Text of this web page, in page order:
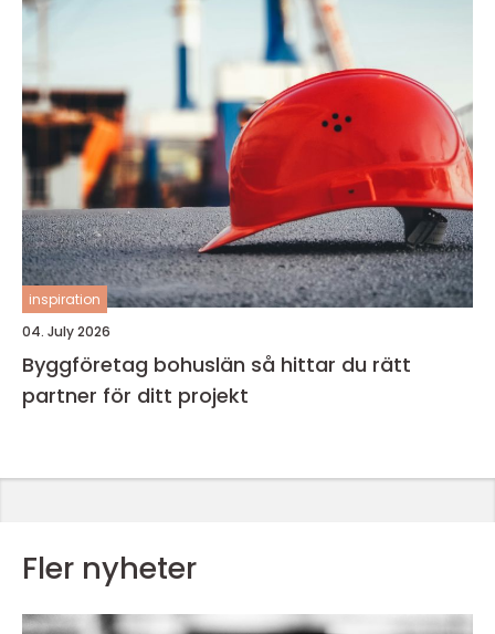
inspiration
04. July 2026
Byggföretag bohuslän så hittar du rätt
partner för ditt projekt
Fler nyheter